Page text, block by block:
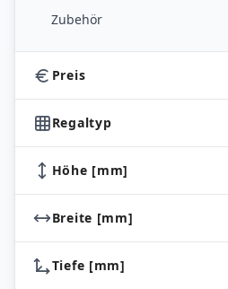
Zubehör
Preis
Regaltyp
Höhe [mm]
Breite [mm]
Tiefe [mm]